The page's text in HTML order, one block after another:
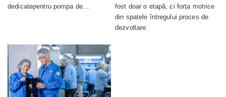
dedicatepentru pompa de…
fost doar o etapă, ci forța motrice
din spatele întregului proces de
dezvoltare.